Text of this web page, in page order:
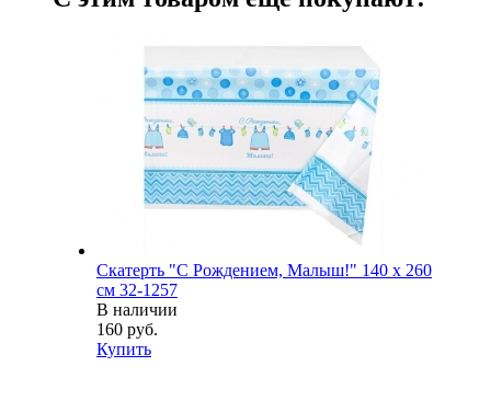
Скатерть "С Рождением, Малыш!" 140 х 260
см 32-1257
В наличии
160 руб.
Купить